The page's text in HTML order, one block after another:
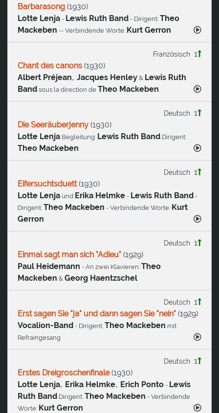
Barbarasong (1930)
Lotte Lenja - Lewis Ruth Band - Dirigent: Theo
Mackeben -- Verbindende Worte: Kurt Gerron
1
Französisch
Chant des canons (1930)
Albert Préjean, Jacques Henley & Lewis Ruth
Band sous la direction de Theo Mackeben
1
Deutsch
Die Seeräuberjenny (1930)
Lotte Lenja Begleitung: Lewis Ruth Band Dirigent:
Theo Mackeben
1
Deutsch
Eifersuchtsduett(1930)
Lotte Lenja und Erika Helmke - Lewis Ruth Band -
Dirigent: Theo Mackeben - Verbindende Worte: Kurt
Gerron
1
Deutsch
Einmal sagt man sich "Adieu" (1929)
Paul Heidemann - An zwei Klavieren: Theo
Mackeben & Georg Haentzschel
1
Deutsch
Erst sagen Sie "ja" und dann sagen Sie "nein" (1929)
Vocalion-Band - Dirigent: Theo Mackeben mit
Refraingesang
1
Deutsch
Erstes Dreigroschenfinale(1930)
Lotte Lenja, Erika Helmke, Erich Ponto - Lewis
Ruth Band Dirigent: Theo Mackeben - Verbindende
Worte: Kurt Gerron